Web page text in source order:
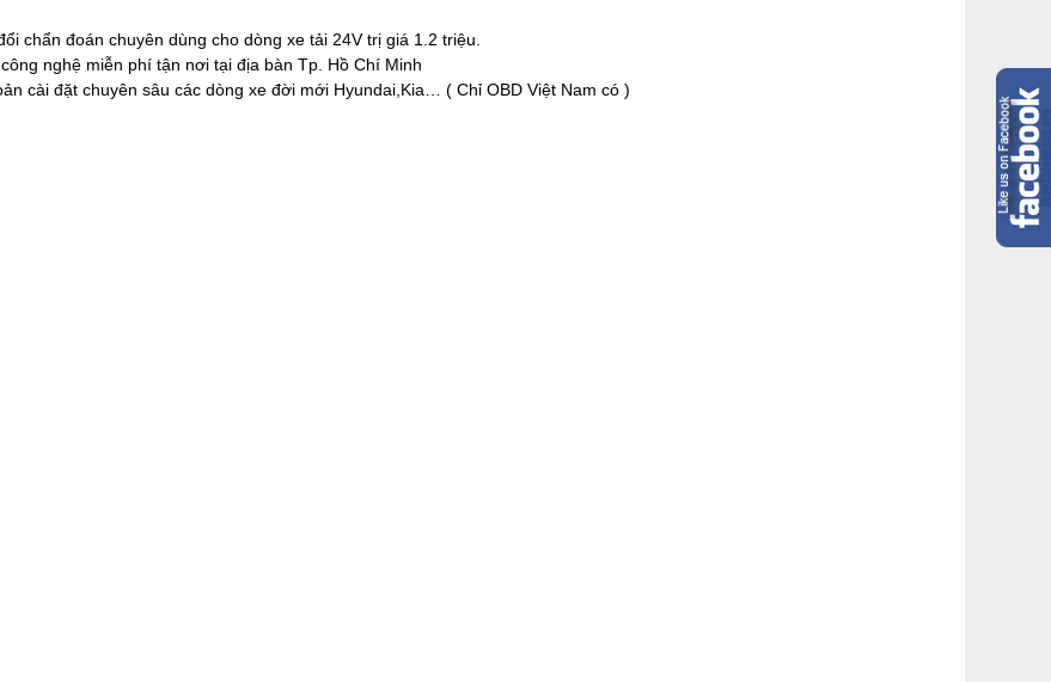
chẩn đoán chuyên dùng cho dòng xe tải 24V trị giá 1.2 triệu.
nghệ miễn phí tận nơi tại địa bàn Tp. Hồ Chí Minh
cài đặt chuyên sâu các dòng xe đời mới Hyundai,Kia… ( Chỉ OBD Việt Nam có )